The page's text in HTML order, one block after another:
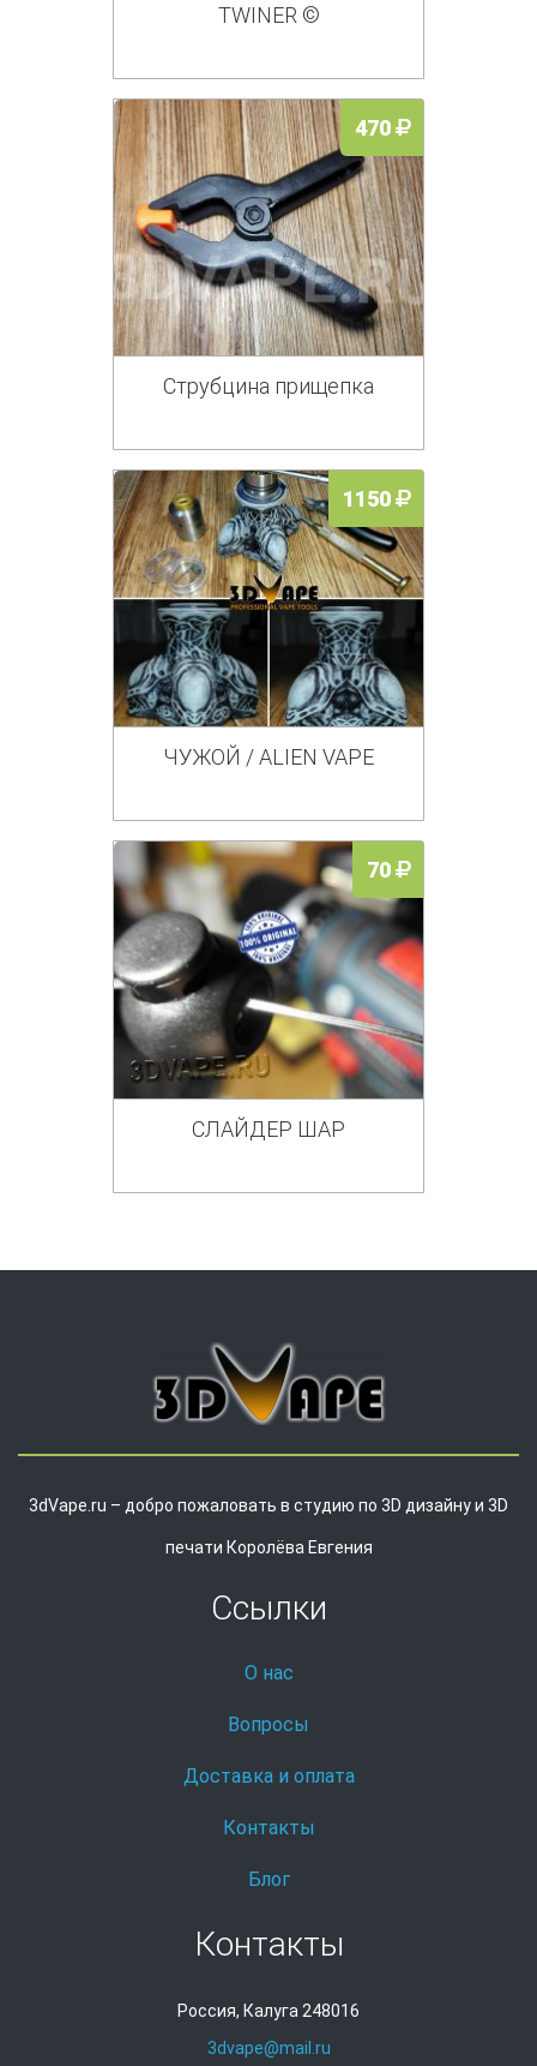
TWINER ©
470
Струбцина прищепка
1150
ЧУЖОЙ / ALIEN VAPE
70
СЛАЙДЕР ШАР
3dVape.ru – добро пожаловать в студию по 3D дизайну и 3D
печати Королёва Евгения
Ссылки
О нас
Вопросы
Доставка и оплата
Контакты
Блог
Контакты
Россия, Калуга 248016
3dvape@mail.ru